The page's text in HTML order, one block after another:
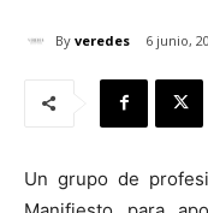
By veredes 6 junio,
Un grupo de